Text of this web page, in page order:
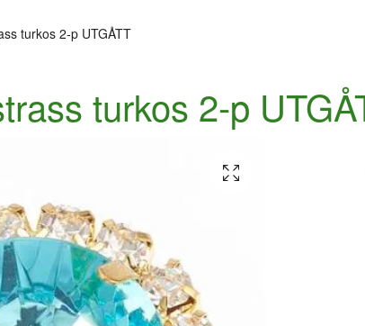
turkos 2-p UTGÅTT
turkos 2-p